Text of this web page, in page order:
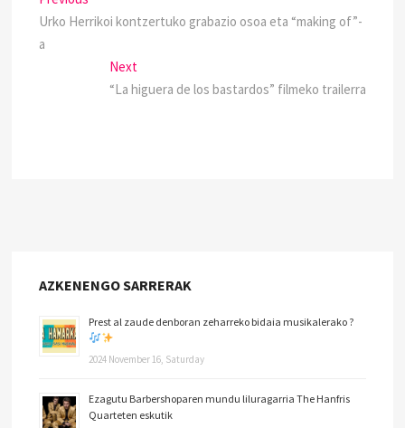
Urko Herrikoi kontzertuko grabazio osoa eta “making of”-
a
Next
“La higuera de los bastardos” filmeko trailerra
AZKENENGO SARRERAK
Prest al zaude denboran zeharreko bidaia musikalerako ?
2024 November 16, Saturday
Ezagutu Barbershoparen mundu liluragarria The Hanfris
Quarteten eskutik